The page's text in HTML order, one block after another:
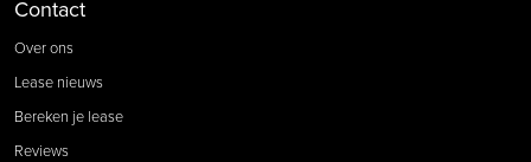
Contact
Over ons
Lease nieuws
Bereken je lease
Reviews